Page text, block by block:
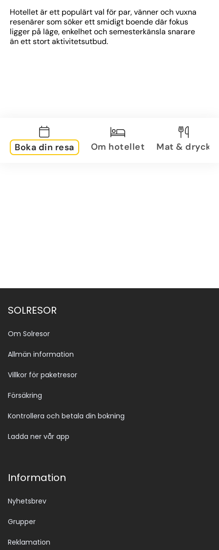
Hotellet är ett populärt val för par, vänner och vuxna
resenärer som söker ett smidigt boende där fokus
ligger på läge, enkelhet och semesterkänsla snarare
än ett stort aktivitetsutbud.
Boka din resa Om hotellet Mat & dryck
SOLRESOR
Om Solresor
Allmän information
Villkor för paketresor
Försäkring
Kontrollera och betala din bokning
Ladda ner vår app
Information
Nyhetsbrev
Grupper
Reklamation